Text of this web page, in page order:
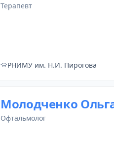
терапевт
РНИМУ им. Н.И. Пирогова
Молодченко
офтальмолог